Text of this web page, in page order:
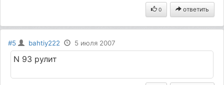
0 ответить
#5 bahtiy222 5 июля 2007
N 93 рулит